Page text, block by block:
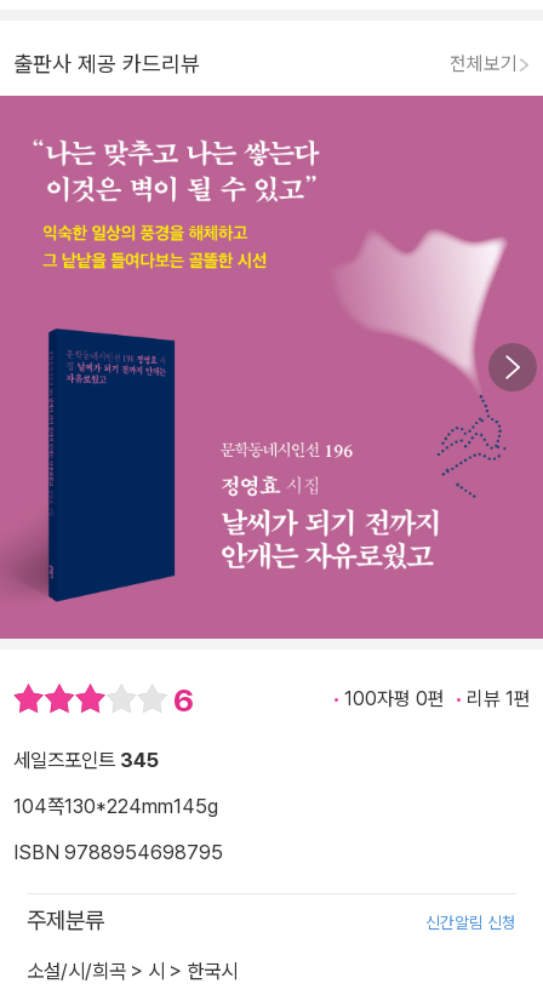
출판사 제공 카드리뷰 전체보기
6 100자평 0편 리뷰 1편
세일즈포인트 345
104쪽130*224mm145g
ISBN 9788954698795
주제분류 신간알림 신청
소설/시/희곡 > 시 > 한국시